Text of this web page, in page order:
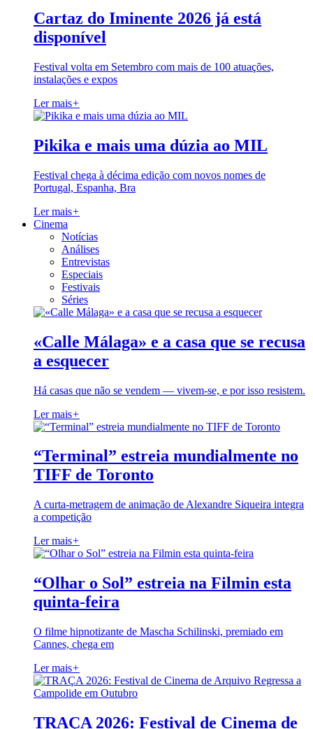
Cartaz do Iminente 2026 já está
disponível
Festival volta em Setembro com mais de 100 atuações,
instalações e expos
Ler mais+
Pikika e mais uma dúzia ao MIL
Festival chega à décima edição com novos nomes de
Portugal, Espanha, Bra
Ler mais+
Cinema
Notícias
Análises
Entrevistas
Especiais
Festivais
Séries
«Calle Málaga» e a casa que se recusa
a esquecer
Há casas que não se vendem — vivem-se, e por isso resistem.
Ler mais+
“Terminal” estreia mundialmente no
TIFF de Toronto
A curta-metragem de animação de Alexandre Siqueira integra
a competição
Ler mais+
“Olhar o Sol” estreia na Filmin esta
quinta-feira
O filme hipnotizante de Mascha Schilinski, premiado em
Cannes, chega em
Ler mais+
TRAÇA 2026: Festival de Cinema de